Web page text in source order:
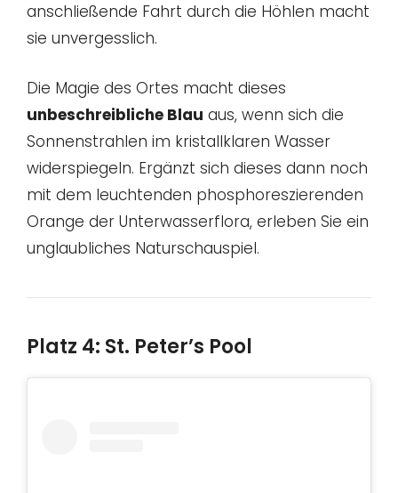
anschließende Fahrt durch die Höhlen macht
sie unvergesslich.
Die Magie des Ortes macht dieses
unbeschreibliche Blau aus, wenn sich die
Sonnenstrahlen im kristallklaren Wasser
widerspiegeln. Ergänzt sich dieses dann noch
mit dem leuchtenden phosphoreszierenden
Orange der Unterwasserflora, erleben Sie ein
unglaubliches Naturschauspiel.
Platz 4: St. Peter’s Pool